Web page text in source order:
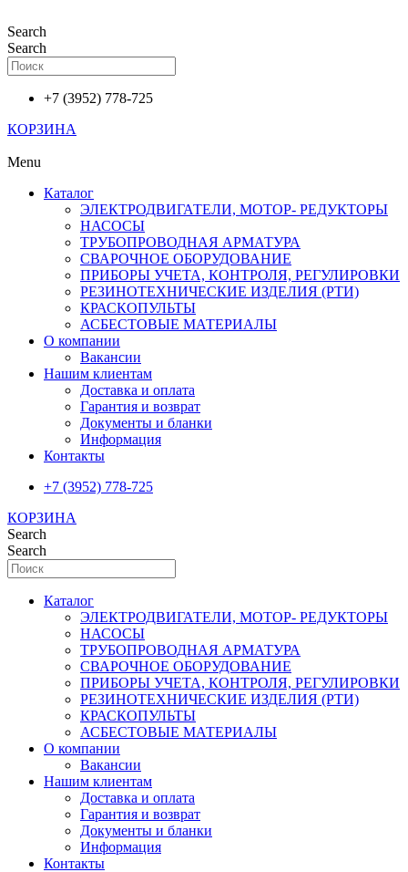
к
содержимому
Search
Search
+7 (3952) 778-725
КОРЗИНА
Menu
Каталог
ЭЛЕКТРОДВИГАТЕЛИ, МОТОР- РЕДУКТОРЫ
НАСОСЫ
ТРУБОПРОВОДНАЯ АРМАТУРА
СВАРОЧНОЕ ОБОРУДОВАНИЕ
ПРИБОРЫ УЧЕТА, КОНТРОЛЯ, РЕГУЛИРОВКИ
РЕЗИНОТЕХНИЧЕСКИЕ ИЗДЕЛИЯ (РТИ)
КРАСКОПУЛЬТЫ
АСБЕСТОВЫЕ МАТЕРИАЛЫ
О компании
Вакансии
Нашим клиентам
Доставка и оплата
Гарантия и возврат
Документы и бланки
Информация
Контакты
+7 (3952) 778-725
КОРЗИНА
Search
Search
Каталог
ЭЛЕКТРОДВИГАТЕЛИ, МОТОР- РЕДУКТОРЫ
НАСОСЫ
ТРУБОПРОВОДНАЯ АРМАТУРА
СВАРОЧНОЕ ОБОРУДОВАНИЕ
ПРИБОРЫ УЧЕТА, КОНТРОЛЯ, РЕГУЛИРОВКИ
РЕЗИНОТЕХНИЧЕСКИЕ ИЗДЕЛИЯ (РТИ)
КРАСКОПУЛЬТЫ
АСБЕСТОВЫЕ МАТЕРИАЛЫ
О компании
Вакансии
Нашим клиентам
Доставка и оплата
Гарантия и возврат
Документы и бланки
Информация
Контакты